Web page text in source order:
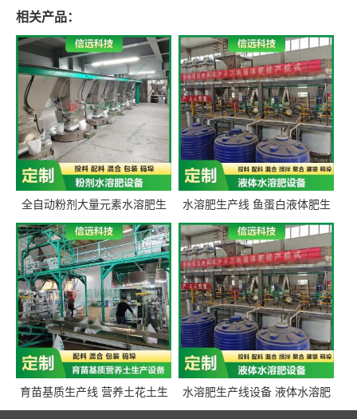
相关产品：
全自动粉剂大量元素水溶肥生
产设备 信远科技肥料生产设备
源头厂家
水溶肥生产线 鱼蛋白液体肥生
产设备 氨基酸液态肥全套设备
育苗基质生产线 营养土花土生
产线 有机肥生产线设备
水溶肥生产线设备 液体水溶肥
生产线 桶装液体水溶肥生产线